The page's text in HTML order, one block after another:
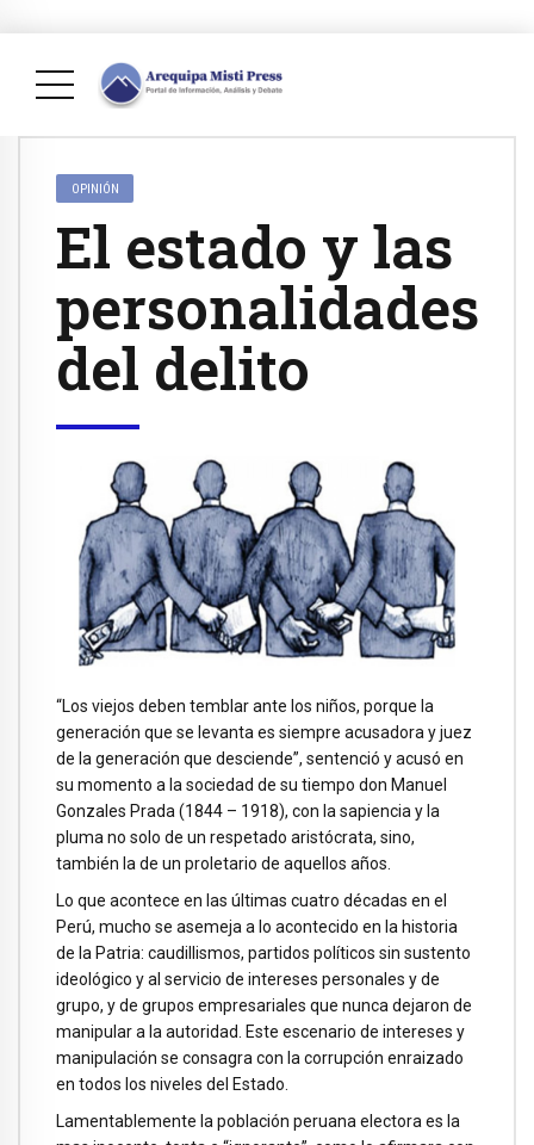
OPINIÓN
El estado y las
personalidades
del delito
“Los viejos deben temblar ante los niños, porque la
generación que se levanta es siempre acusadora y juez
de la generación que desciende”, sentenció y acusó en
su momento a la sociedad de su tiempo don Manuel
Gonzales Prada (1844 – 1918), con la sapiencia y la
pluma no solo de un respetado aristócrata, sino,
también la de un proletario de aquellos años.
Lo que acontece en las últimas cuatro décadas en el
Perú, mucho se asemeja a lo acontecido en la historia
de la Patria: caudillismos, partidos políticos sin sustento
ideológico y al servicio de intereses personales y de
grupo, y de grupos empresariales que nunca dejaron de
manipular a la autoridad. Este escenario de intereses y
manipulación se consagra con la corrupción enraizado
en todos los niveles del Estado.
Lamentablemente la población peruana electora es la